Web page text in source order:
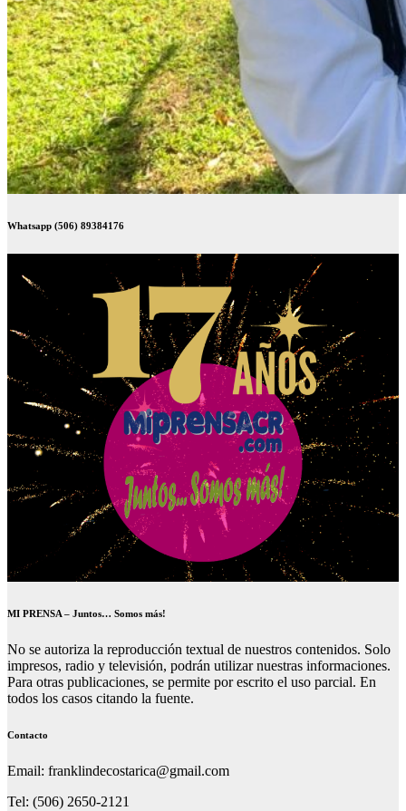
Whatsapp (506) 89384176
MI PRENSA – Juntos… Somos más!
No se autoriza la reproducción textual de nuestros contenidos. Solo
impresos, radio y televisión, podrán utilizar nuestras informaciones.
Para otras publicaciones, se permite por escrito el uso parcial. En
todos los casos citando la fuente.
Contacto
Email: franklindecostarica@gmail.com
Tel: (506) 2650-2121